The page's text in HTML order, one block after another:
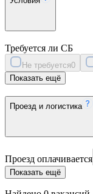
Требуется ли СБ
Не требуется0
Показать ещё
Проезд и логистика
Проезд оплачивается
Показать ещё